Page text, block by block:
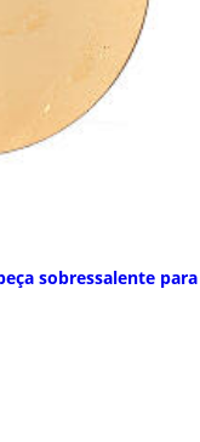
sobressalente para